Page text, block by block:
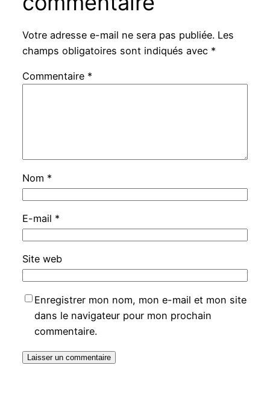
Votre adresse e-mail ne sera pas publiée. Les
champs obligatoires sont indiqués avec *
Commentaire *
Nom *
E-mail *
Site web
Enregistrer mon nom, mon e-mail et mon site
dans le navigateur pour mon prochain
commentaire.